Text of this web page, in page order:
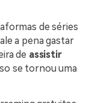
de séries
a pena gastar
de assistir
se tornou uma